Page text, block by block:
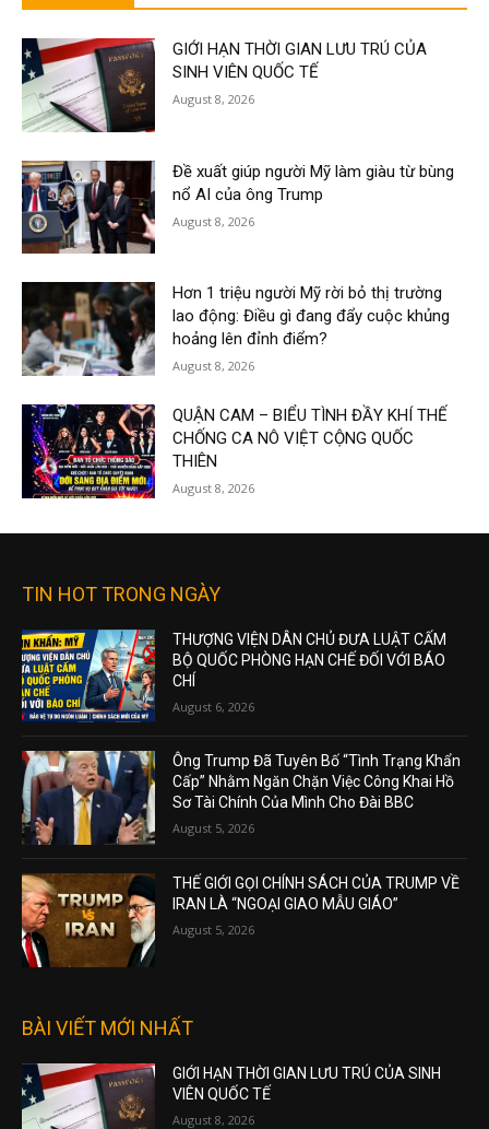
GIỚI HẠN THỜI GIAN LƯU TRÚ CỦA
SINH VIÊN QUỐC TẾ
August 8, 2026
Đề xuất giúp người Mỹ làm giàu từ bùng
nổ AI của ông Trump
August 8, 2026
Hơn 1 triệu người Mỹ rời bỏ thị trường
lao động: Điều gì đang đẩy cuộc khủng
hoảng lên đỉnh điểm?
August 8, 2026
QUẬN CAM – BIỂU TÌNH ĐẦY KHÍ THẾ
CHỐNG CA NÔ VIỆT CỘNG QUỐC
THIÊN
August 8, 2026
TIN HOT TRONG NGÀY
THƯỢNG VIỆN DÂN CHỦ ĐƯA LUẬT CẤM
BỘ QUỐC PHÒNG HẠN CHẾ ĐỐI VỚI BÁO
CHÍ
August 6, 2026
Ông Trump Đã Tuyên Bố “Tình Trạng Khẩn
Cấp” Nhằm Ngăn Chặn Việc Công Khai Hồ
Sơ Tài Chính Của Mình Cho Đài BBC
August 5, 2026
THẾ GIỚI GỌI CHÍNH SÁCH CỦA TRUMP VỀ
IRAN LÀ “NGOẠI GIAO MẪU GIÁO”
August 5, 2026
BÀI VIẾT MỚI NHẤT
GIỚI HẠN THỜI GIAN LƯU TRÚ CỦA SINH
VIÊN QUỐC TẾ
August 8, 2026